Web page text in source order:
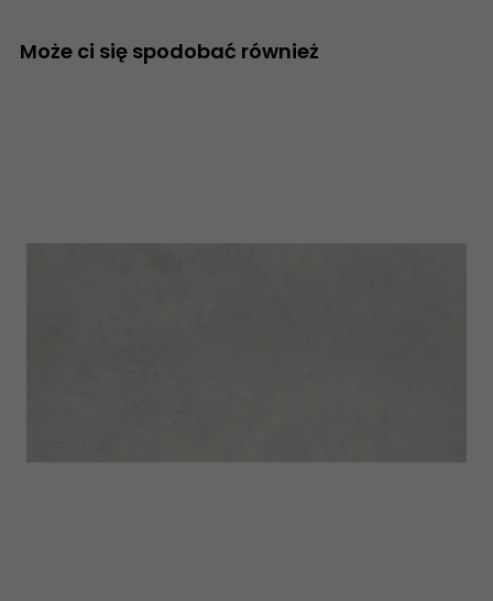
Może ci się spodobać również